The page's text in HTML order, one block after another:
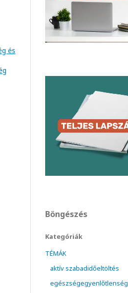
és
Böngészés
Kategóriák
TÉMÁK
aktív szabadidőeltöltés
egészségegyenlőtlenség